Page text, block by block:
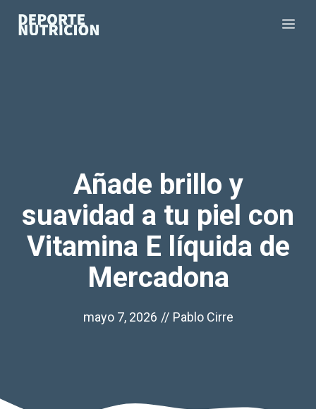
Añade brillo y
suavidad a tu piel con
Vitamina E líquida de
Mercadona
mayo 7, 2026 // Pablo Cirre